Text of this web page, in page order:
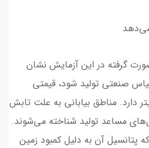
می‌دهد
گرفته در این آزمایش نشان
صنعتی تولید شود، قیمتی
در هر لیتر دارد. مناطق بیابانی به علت تابش
مساعد تولید شناخته می‌شوند.
آن به دلیل کمبود زمین